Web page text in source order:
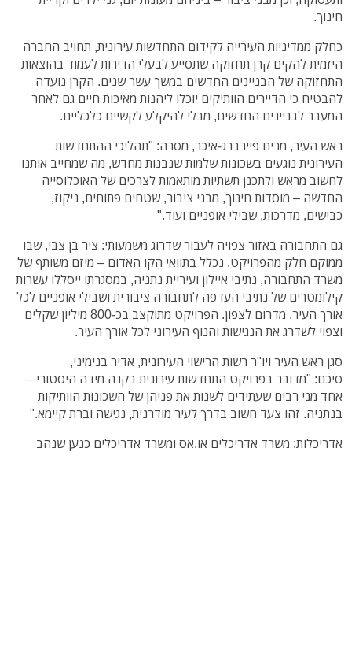
חינוך.
כחלק ממדיניות העירייה לקידום התחדשות עירונית, תחויב החברה
היזמית להקים קרן תחזוקה שתסייע לבעלי הדירות לעמוד בהוצאות
התחזוקה של הבניינים החדשים במשך עשר שנים. הקרן נועדה
להבטיח כי הדיירים הוותיקים יוכלו ליהנות מאיכות חיים גם לאחר
המעבר לבניינים החדשים, מבלי להיקלע לקשיים כלכליים.
ראש העיר, מרים פיירברג-איכר, מסרה: "תהליכי ההתחדשות
העירונית נוגעים בשכונות שלמות שנבנות מחדש, מה שמחייב אותנו
לחשוב מראש ולתכנן תשתיות מותאמות לצרכים של האוכלוסייה
החדשה – מוסדות חינוך, מבני ציבור, שטחים פתוחים, ניקוז,
כבישים, מדרכות, שבילי אופניים ועוד."
גם התחבורה באזור צפויה לעבור שדרוג משמעותי: ציר בן צבי, שבו
ממוקם חלק מהפרויקט, נכלל בתוואי הקו האדום – מיזם משותף של
משרד התחבורה, נתיבי איילון ועיריית נתניה, במסגרתו ייסללו עשרות
קילומטרים של נתיבי העדפה לתחבורה ציבורית ושבילי אופניים לכל
אורך העיר, מדרום לצפון. הפרויקט מתוקצב בכ-800 מיליון שקלים
וצפוי לשדרג את הנגישות והנוף העירוני לכל אורך העיר.
סגן ראש העיר ויו"ר רשות הרישוי העירונית, אדיר בנימיני,
סיכם: "מדובר בפרויקט התחדשות עירונית בקנה מידה היסטורי –
אחד מני רבים שעתידים לשנות את פניהן של השכונות הוותיקות
בנתניה. זהו צעד חשוב בדרך לעיר מודרנית, נגישה וברת קיימא."
אדריכלות: משרד אדריכלים או.אס ומשרד אדריכלים כנען שנהב